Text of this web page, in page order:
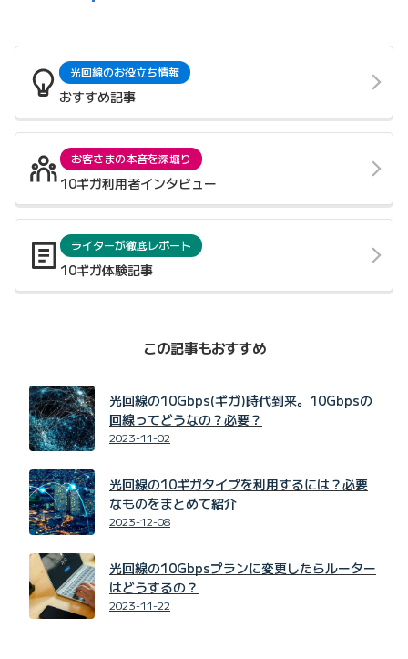
光回線のお役立ち情報
おすすめ記事
お客さまの本音を深堀り
10ギガ利用者インタビュー
ライターが徹底レポート
10ギガ体験記事
この記事もおすすめ
光回線の10Gbps(ギガ)時代到来。10Gbpsの
回線ってどうなの？必要？
2023-11-02
光回線の10ギガタイプを利用するには？必要
なものをまとめて紹介
2023-12-08
光回線の10Gbpsプランに変更したらルーター
はどうするの？
2023-11-22